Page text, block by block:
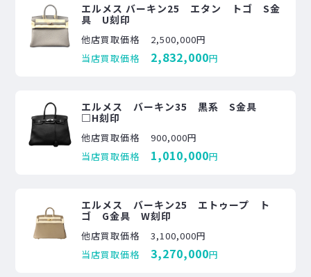
エルメス バーキン25 エタン トゴ S金
具 U刻印
他店買取価格
2,500,000円
当店買取価格
2,832,000円
エルメス バーキン35 黒系 S金具
□H刻印
他店買取価格
900,000円
当店買取価格
1,010,000円
エルメス バーキン25 エトゥープ ト
ゴ G金具 W刻印
他店買取価格
3,100,000円
当店買取価格
3,270,000円